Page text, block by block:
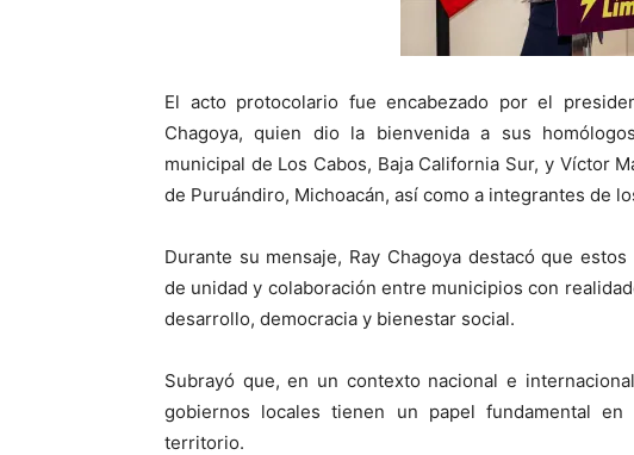
El acto protocolario fue encabezado por el
Chagoya, quien dio la bienvenida a sus
municipal de Los Cabos, Baja California Sur, y Víctor
de Puruándiro, Michoacán, así como a integrantes de
Durante su mensaje, Ray Chagoya destacó que
de unidad y colaboración entre municipios con
desarrollo, democracia y bienestar social.
Subrayó que, en un contexto nacional e
gobiernos locales tienen un papel fundamental
territorio.